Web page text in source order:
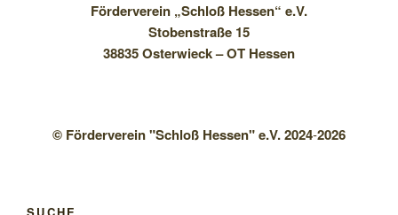
Förderverein „Schloß Hessen“ e.V.
Stobenstraße 15
38835 Osterwieck – OT Hessen
© Förderverein "Schloß Hessen" e.V. 2024-2026